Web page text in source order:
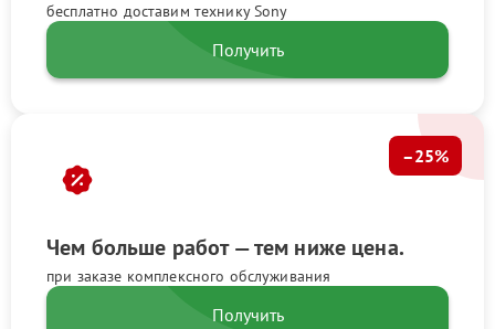
бесплатно доставим технику Sony
Получить
Чем больше работ — тем ниже цена.
при заказе комплексного обслуживания
–25%
Получить